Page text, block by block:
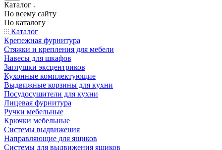
Каталог
По всему сайту
По каталогу
Каталог
Крепежная фурнитура
Стяжки и крепления для мебели
Навесы для шкафов
Заглушки эксцентриков
Кухонные комплектующие
Выдвижные корзины для кухни
Посудосушители для кухни
Лицевая фурнитура
Ручки мебельные
Крючки мебельные
Системы выдвижения
Направляющие для ящиков
Системы для выдвижения ящиков